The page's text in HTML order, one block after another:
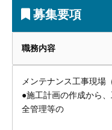
募集要項
職務内容
メンテナンス工事現場
●施工計画の作成から
全管理等の